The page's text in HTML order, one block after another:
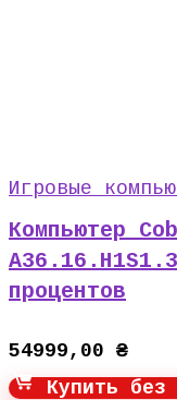
Игровые
Компьютер
процентов
54999,00 ₴
Купить без